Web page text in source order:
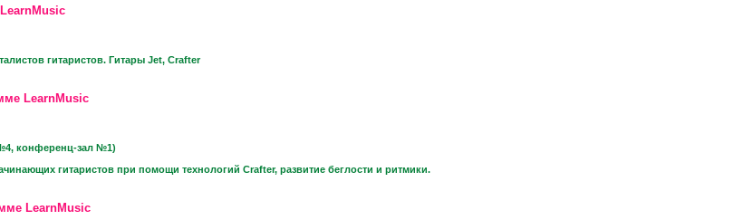
гитаристов. Гитары Jet, Crafter
LearnMusic
конференц-зал №1)
гитаристов при помощи технологий Crafter, развитие беглости и ритмики.
LearnMusic